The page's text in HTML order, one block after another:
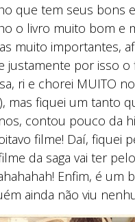
que tem seus bons
o livro muito bom e
muito importantes,
por isso o
ri e chorei MUITO
mas fiquei um tanto
contou pouco da
filme! Daí, fiquei
da saga vai ter
Enfim, é
ainda não viu